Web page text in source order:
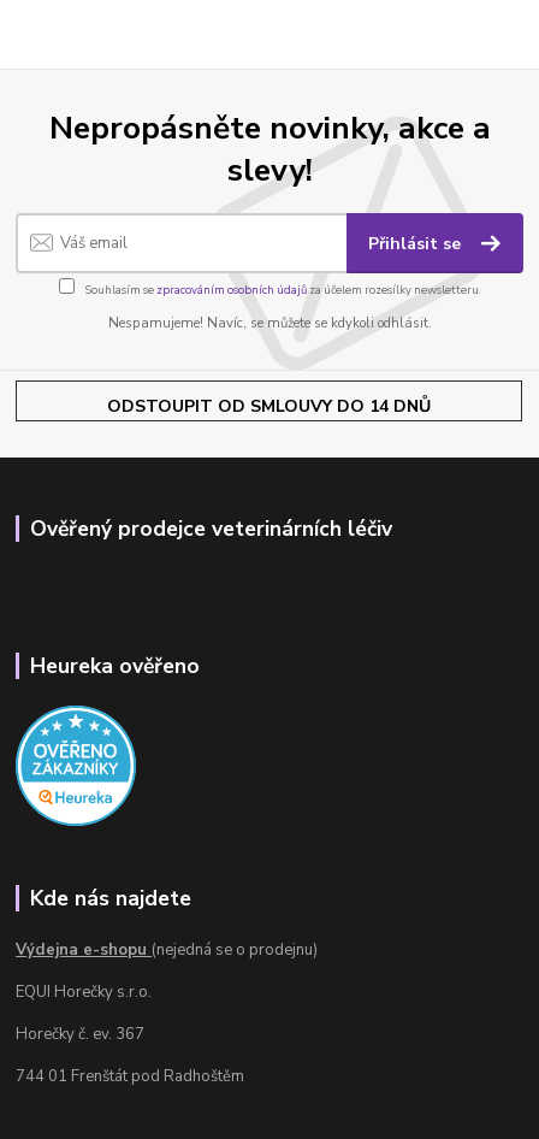
Nepropásněte novinky, akce a
slevy!
Přihlásit se
Souhlasím se zpracováním osobních údajůza účelem rozesílky newsletteru.
Nespamujeme! Navíc, se můžete se kdykoli odhlásit.
ODSTOUPIT OD SMLOUVY DO 14 DNŮ
Ověřený prodejce veterinárních léčiv
Heureka ověřeno
Kde nás najdete
Výdejna e-shopu (nejedná se o prodejnu)
EQUI Horečky s.r.o.
Horečky č. ev. 367
744 01 Frenštát pod Radhoštěm